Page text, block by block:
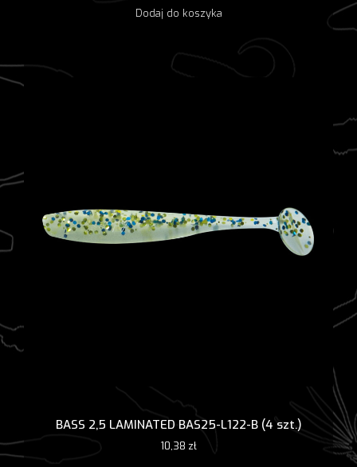
Dodaj do koszyka
BASS 2,5 LAMINATED BAS25-L122-B (4 szt.)
10,38 zł